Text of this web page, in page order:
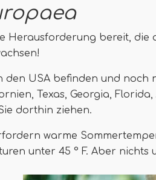
Herausforderung bereit, die
den USA befinden und
Texas, Georgia,
dorthin ziehen.
warme
unter 45 ° F. Aber nichts